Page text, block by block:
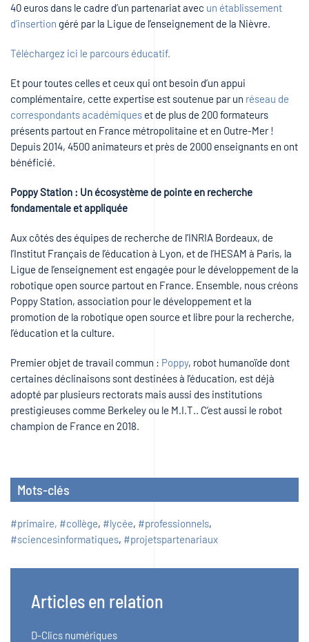
40 euros dans le cadre d’un partenariat avec un établissement
d’insertion géré par la Ligue de l’enseignement de la Nièvre.
Téléchargez ici le parcours éducatif.
Et pour toutes celles et ceux qui ont besoin d’un appui
complémentaire, cette expertise est soutenue par un réseau de
correspondants académiques et de plus de 200 formateurs
présents partout en France métropolitaine et en Outre-Mer !
Depuis 2014, 4500 animateurs et près de 2000 enseignants en ont
bénéficié.
Poppy Station : Un écosystème de pointe en recherche
fondamentale et appliquée
Aux côtés des équipes de recherche de l’INRIA Bordeaux, de
l’Institut Français de l’éducation à Lyon, et de l’HESAM à Paris, la
Ligue de l’enseignement est engagée pour le développement de la
robotique open source partout en France. Ensemble, nous créons
Poppy Station, association pour le développement et la
promotion de la robotique open source et libre pour la recherche,
l’éducation et la culture.
Premier objet de travail commun : Poppy, robot humanoïde dont
certaines déclinaisons sont destinées à l’éducation, est déjà
adopté par plusieurs rectorats mais aussi des institutions
prestigieuses comme Berkeley ou le M.I.T.. C’est aussi le robot
champion de France en 2018.
Mots-clés
#primaire, #collège, #lycée, #professionnels,
#sciencesinformatiques, #projetspartenariaux
Articles en relation
D-Clics numériques